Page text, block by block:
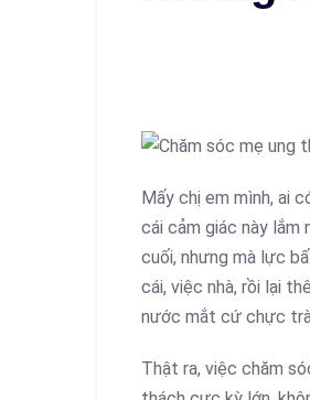
Mấy chị em mình, ai
cái cảm giác này lắm
cuối, nhưng mà lực
cái, việc nhà, rồi lại
nước mắt cứ chực
Thật ra, việc chăm